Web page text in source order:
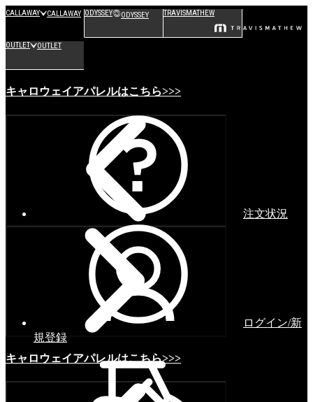
CALLAWAY CALLAWAY ODYSSEY ODYSSEY TRAVISMATHEW
OUTLET OUTLET
キャロウェイアパレルはこちら>>>
キャロウェイアパレルはこちら>>>
注文状況
ログイン/新
規登録